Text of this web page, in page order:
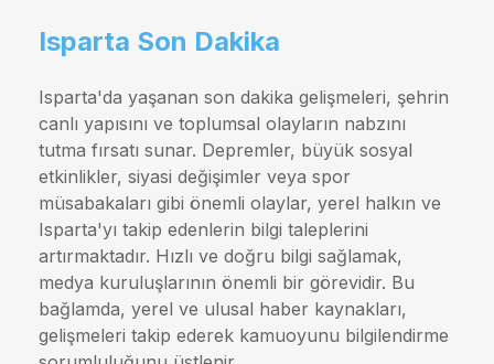
Isparta Son Dakika
Isparta'da yaşanan son dakika gelişmeleri, şehrin
canlı yapısını ve toplumsal olayların nabzını
tutma fırsatı sunar. Depremler, büyük sosyal
etkinlikler, siyasi değişimler veya spor
müsabakaları gibi önemli olaylar, yerel halkın ve
Isparta'yı takip edenlerin bilgi taleplerini
artırmaktadır. Hızlı ve doğru bilgi sağlamak,
medya kuruluşlarının önemli bir görevidir. Bu
bağlamda, yerel ve ulusal haber kaynakları,
gelişmeleri takip ederek kamuoyunu bilgilendirme